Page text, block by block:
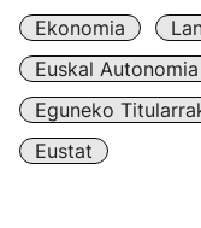
Ekonomia
Euskal
Eguneko
Eustat